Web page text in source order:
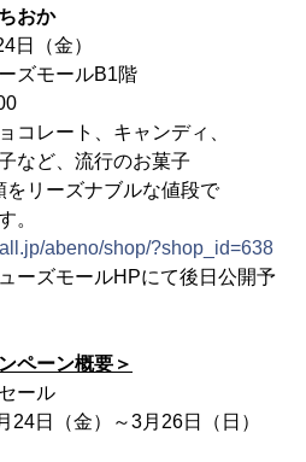
おか
日（金）
モールB1階
コレート、キャンディ、
流行のお菓子
ズナブルな値段で
abeno/shop/?shop_id=638
ールHPにて後日公開予
ペーン概要＞
ール
日（金）～3月26日（日）